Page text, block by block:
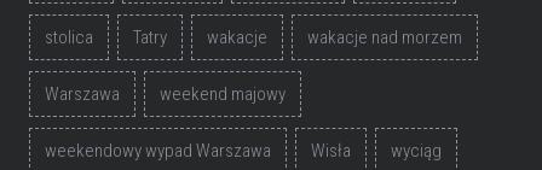
stolica Tatry wakacje wakacje nad morzem
Warszawa weekend majowy
weekendowy wypad Warszawa Wisła wyciąg